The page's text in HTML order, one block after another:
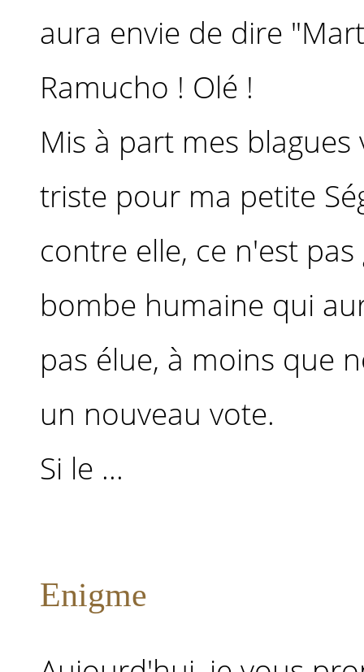
aura envie de dire
Ramucho ! Olé !
Mis à part mes
triste pour ma petite
contre elle, ce n'est
bombe humaine qui
pas élue, à moins que
un nouveau vote.
Si le ...
Enigme